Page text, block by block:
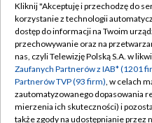
Abonament TVP
Emisja w TVP
Centrum informacji TVP
Naziemna Telewizja
Kliknij "Akceptuję i przechodzę do
korzystanie z technologii
dostęp do informacji na Twoim
przechowywanie oraz na
nas, czyli Telewizję Polską S.A. w
Zaufanych Partnerów z IAB* (1201
Partnerów TVP (93 firm), w celach
zautomatyzowanego dopasowania
mierzenia ich skuteczności) i
także zgody na udostępnianie przez